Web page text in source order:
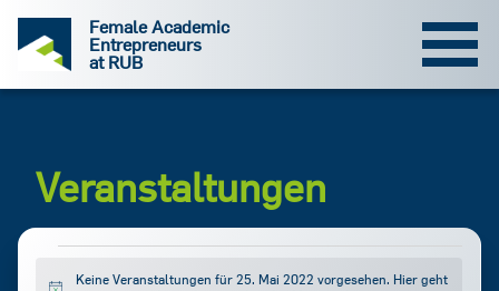
Zum
Inhalt
Female Academic
Entrepreneurs
at RUB
Veranstaltungen
Keine Veranstaltungen für 25. Mai 2022 vorgesehen. Hier geht